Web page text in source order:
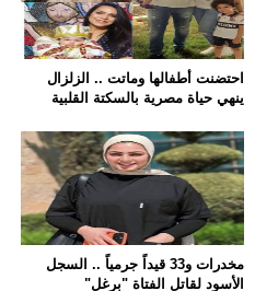
احتضنت أطفالها وماتت .. الزلزال
ينهي حياة مصرية بالسكتة القلبية
مخدرات و33 قيداً جرمياً .. السجل
الأسود لقاتل الفتاة "برغل"